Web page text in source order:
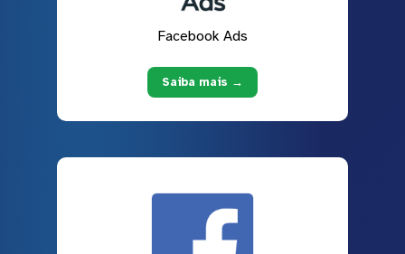
Facebook Ads
Saiba mais →